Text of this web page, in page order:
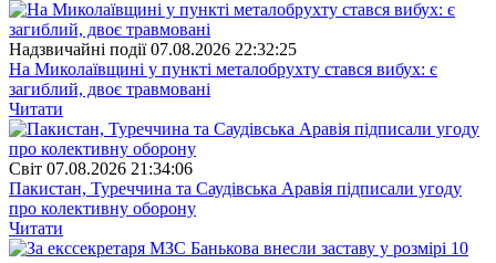
Надзвичайні події 07.08.2026 22:32:25
На Миколаївщині у пункті металобрухту стався вибух: є
загиблий, двоє травмовані
Читати
Свiт 07.08.2026 21:34:06
Пакистан, Туреччина та Саудівська Аравія підписали угоду
про колективну оборону
Читати